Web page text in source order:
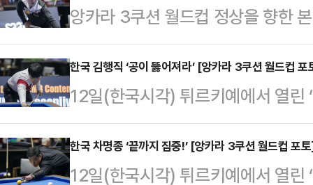
앙카라 3쿠션 월드컵 정상을 향한
예에서 열린 '2025 앙카라 3쿠션
남-진도군청)과 강자인(충북체육
다.반면 프레드릭 쿠드롱(벨기에)
됐고, '호치민 4강' 황봉주와 서창
다.F조 강자인은 첫 경기부터 맹타
폴리크로노폴로스(그리스)와의
한국 김행직 ‘공이 뚫어져라’ [앙카라 3쿠션 월드컵 포
12일(한국시각) 튀르키예에서 열
에 나선 김행직이 신중하게 샷을 준
차이로 2위를 차지하며 32강에 진
본선 32강 조별리그에 나선다.한
한국 차명종 ‘끝까지 집중!’ [앙카라 3쿠션 월드컵 포
12일(한국시각) 튀르키예에서 열